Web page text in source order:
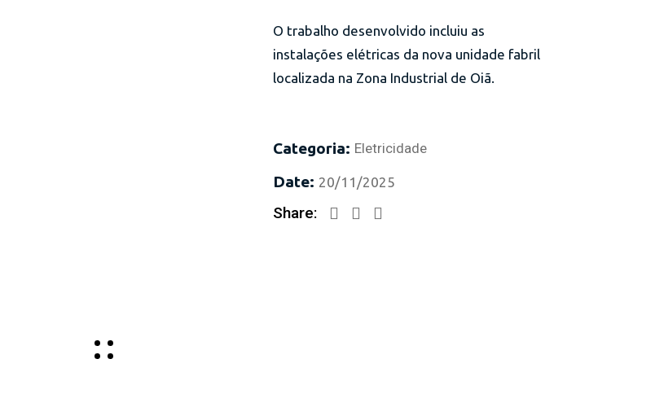
O trabalho desenvolvido incluiu as
instalações elétricas da nova unidade fabril
localizada na Zona Industrial de Oiã.
Categoria: Eletricidade
Date: 20/11/2025
Share: